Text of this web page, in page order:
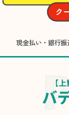
現金払い・銀行
【
バ